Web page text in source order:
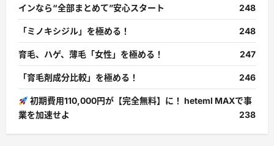
インなら“全部まとめて”安心スタート
248
「ミノキシジル」を極める！ 248
育毛、ハゲ、薄毛「女性」を極める！ 247
「育毛剤成分比較」を極める！ 246
初期費用110,000円が【完全無料】に！ heteml MAXで事
業を加速せよ
238